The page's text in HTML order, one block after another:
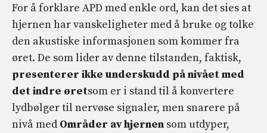
For å forklare APD med enkle ord, kan det sies at
hjernen har vanskeligheter med å bruke og tolke
den akustiske informasjonen som kommer fra
øret. De som lider av denne tilstanden, faktisk,
presenterer ikke underskudd på nivået med
det indre øretsom er i stand til å konvertere
lydbølger til nervøse signaler, men snarere på
nivå med Områder av hjernen som utdyper,